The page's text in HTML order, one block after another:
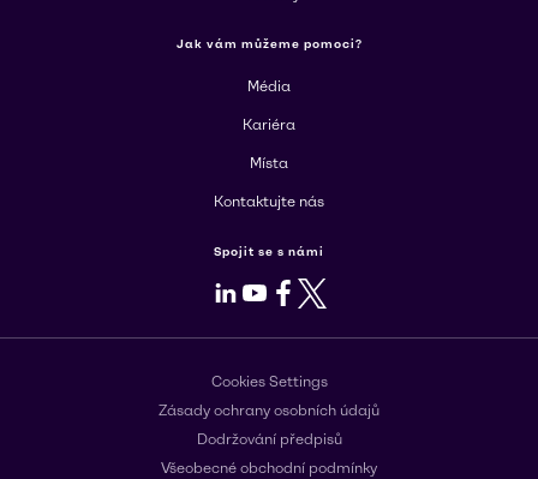
Jak vám můžeme pomoci?
Média
Kariéra
Místa
Kontaktujte nás
Spojit se s námi
LinkedIn
Youtube
Facebook
X
Cookies Settings
Zásady ochrany osobních údajů
Dodržování předpisů
Všeobecné obchodní podmínky